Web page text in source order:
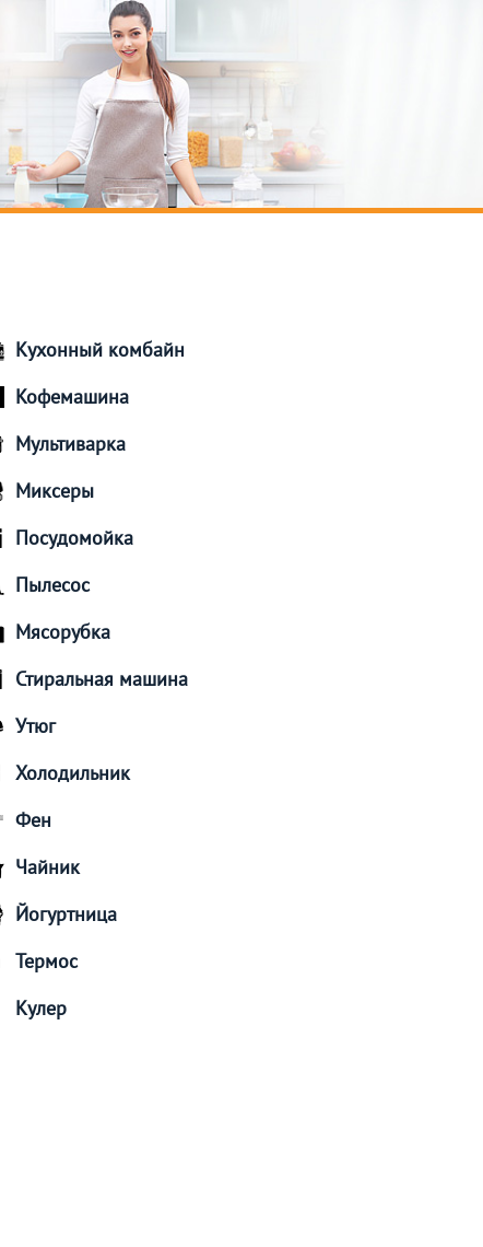
Кухонный комбайн
Кофемашина
Мультиварка
Миксеры
Посудомойка
Пылесос
Мясорубка
Стиральная машина
Утюг
Холодильник
Фен
Чайник
Йогуртница
Термос
Кулер